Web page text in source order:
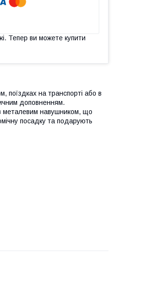
Тепер ви можете купити
поїздках на транспорті або в
доповненням.
металевим навушником, що
посадку та подарують